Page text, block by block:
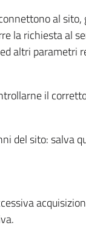
al
la richiesta al
altri parametri
il
del sito: salva